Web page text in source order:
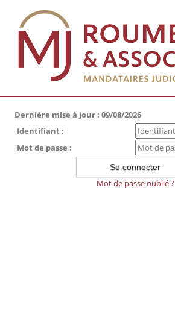
Dernière mise à jour : 09/08/2026
Identifiant :
Mot de passe :
Mot de passe oublié ?